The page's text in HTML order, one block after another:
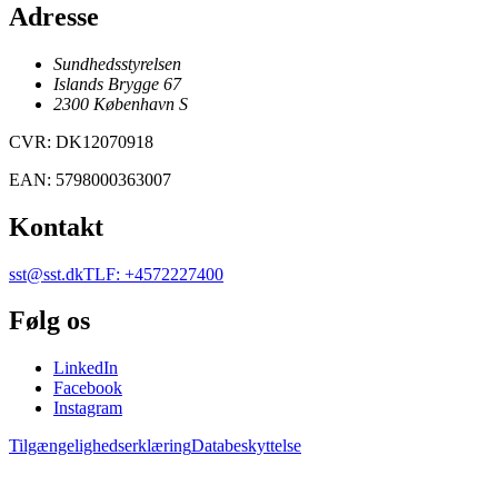
Adresse
Sundhedsstyrelsen
Islands Brygge 67
2300 København S
CVR: DK12070918
EAN: 5798000363007
Kontakt
sst@sst.dkTLF: +4572227400
Følg os
LinkedIn
Facebook
Instagram
TilgængelighedserklæringDatabeskyttelse